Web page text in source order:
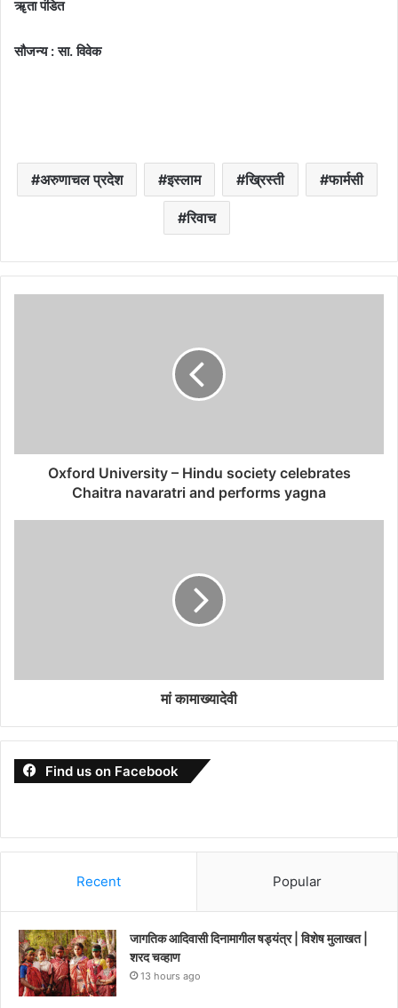
ॠता पंडित
सौजन्य : सा. विवेक
अरुणाचल प्रदेश इस्लाम ख्रिस्ती फार्मसी
रिवाच
Oxford University – Hindu society celebrates
Chaitra navaratri and performs yagna
मां कामाख्‍यादेवी
Find us on Facebook
Recent Popular
जागतिक आदिवासी दिनामागील षड्यंत्र | विशेष मुलाखत |
शरद चव्हाण
13 hours ago